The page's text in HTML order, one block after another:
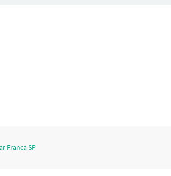
Franca SP